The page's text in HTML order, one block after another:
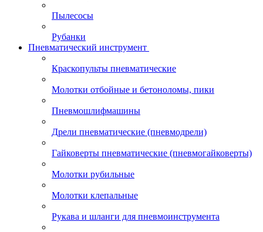
Пылесосы
Рубанки
Пневматический инструмент
Краскопульты пневматические
Молотки отбойные и бетоноломы, пики
Пневмошлифмашины
Дрели пневматические (пневмодрели)
Гайковерты пневматические (пневмогайковерты)
Молотки рубильные
Молотки клепальные
Рукава и шланги для пневмоинструмента